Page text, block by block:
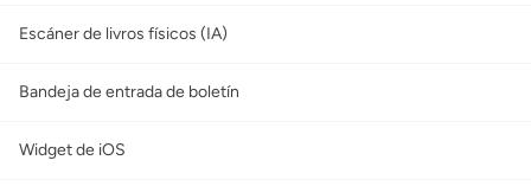
Escáner de livros físicos (IA)
Bandeja de entrada de boletín
Widget de iOS